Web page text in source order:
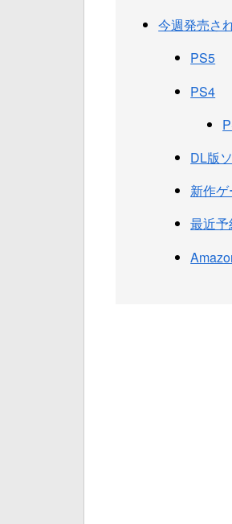
今週発売さ
PS5
PS4
DL版
新作
最近